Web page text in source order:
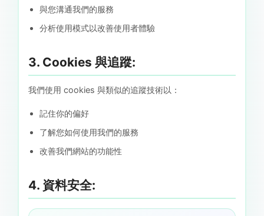
與您溝通我們的服務
分析使用模式以改善使用者體驗
3. Cookies 與追蹤:
我們使用 cookies 與類似的追蹤技術以：
記住你的偏好
了解您如何使用我們的服務
改善我們網站的功能性
4. 資料安全: